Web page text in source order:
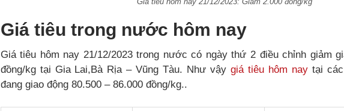
Giá tiêu trong nước hôm nay
Giá tiêu hôm nay 21/12/2023 trong nước có ngày thứ 2 điều chỉnh giảm
đồng/kg tại Gia Lai,Bà Rịa – Vũng Tàu. Như vậy giá tiêu hôm naytại các
đang giao động 80.500 – 86.000 đồng/kg..